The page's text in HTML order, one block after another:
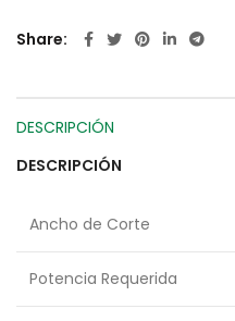
Share
DESCRIPCIÓN
DESCRIPCIÓN
Ancho de Corte
Potencia Requerida